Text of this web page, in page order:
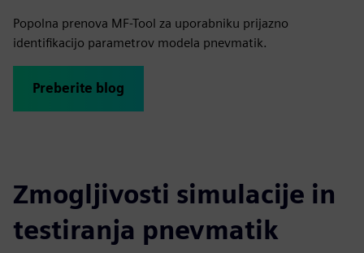
Popolna prenova MF-Tool za uporabniku prijazno
identifikacijo parametrov modela pnevmatik.
Preberite blog
Zmogljivosti simulacije in
testiranja pnevmatik